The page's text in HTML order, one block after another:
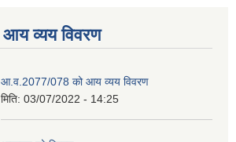
आय व्यय विवरण
आ.व.2077/078 को आय व्यय विवरण
मिति: 03/07/2022 - 14:25